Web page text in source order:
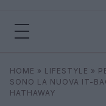
Cerca
HOME » LIFESTYLE »
SONO LA NUOVA IT-
HATHAWAY